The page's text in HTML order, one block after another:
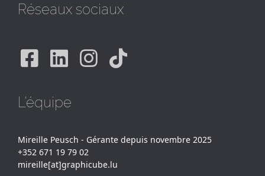
Réseaux sociaux
Facebook
Linkedin
Instagram
Tiktok
L'équipe
Mireille Peusch - Gérante depuis novembre 2025
+352 671 19 79 02
mireille[at]graphicube.lu